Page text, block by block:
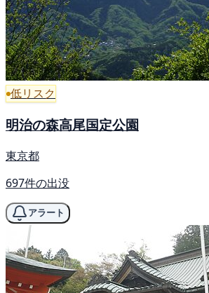
低リスク
明治の森高尾国定公園
東京都
697件の出没
アラート